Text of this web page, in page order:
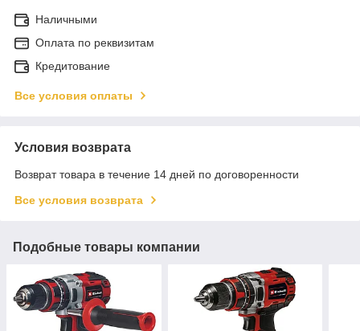
Наличными
Оплата по реквизитам
Кредитование
Все условия оплаты
Условия возврата
Возврат товара в течение 14 дней по договоренности
Все условия возврата
Подобные товары компании